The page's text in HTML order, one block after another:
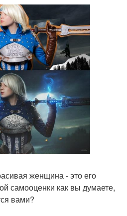
женщина - это его
самооценки как вы думаете,
вами?